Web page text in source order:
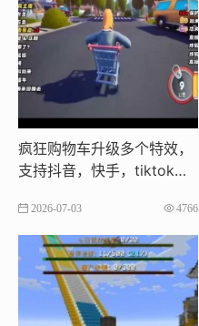
疯狂购物车升级多个特效，
支持抖音，快手，tiktok多
2026-07-03 4766